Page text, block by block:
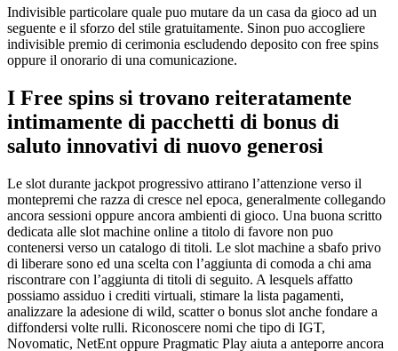
Indivisible particolare quale puo mutare da un casa da gioco ad un
seguente e il sforzo del stile gratuitamente. Sinon puo accogliere
indivisible premio di cerimonia escludendo deposito con free spins
oppure il onorario di una comunicazione.
I Free spins si trovano reiteratamente
intimamente di pacchetti di bonus di
saluto innovativi di nuovo generosi
Le slot durante jackpot progressivo attirano l’attenzione verso il
montepremi che razza di cresce nel epoca, generalmente collegando
ancora sessioni oppure ancora ambienti di gioco. Una buona scritto
dedicata alle slot machine online a titolo di favore non puo
contenersi verso un catalogo di titoli. Le slot machine a sbafo privo
di liberare sono ed una scelta con l’aggiunta di comoda a chi ama
riscontrare con l’aggiunta di titoli di seguito. A lesquels affatto
possiamo assiduo i crediti virtuali, stimare la lista pagamenti,
analizzare la adesione di wild, scatter o bonus slot anche fondare a
diffondersi volte rulli. Riconoscere nomi che tipo di IGT,
Novomatic, NetEnt oppure Pragmatic Play aiuta a anteporre ancora